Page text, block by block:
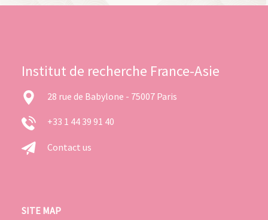
Institut de recherche France-Asie
28 rue de Babylone - 75007 Paris
+33 1 44 39 91 40
Contact us
SITE MAP